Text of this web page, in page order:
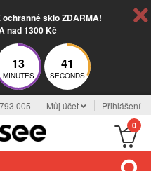
ochranné sklo ZDARMA!
nad 1300 Kč
13
MINUTES
41
SECONDS
005 Můj účet Přihlášení
0